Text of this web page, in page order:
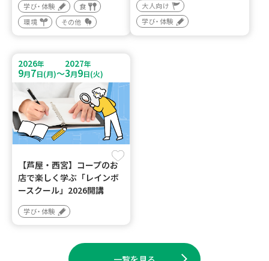
学び・体験
食
環境
その他
大人向け
学び・体験
2026年
9月7日(月)～
2027年
3月9日(火)
【芦屋・西宮】コープのお
店で楽しく学ぶ「レインボ
ースクール」2026開講
学び・体験